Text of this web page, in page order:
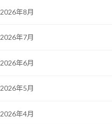
2026年8月
2026年7月
2026年6月
2026年5月
2026年4月